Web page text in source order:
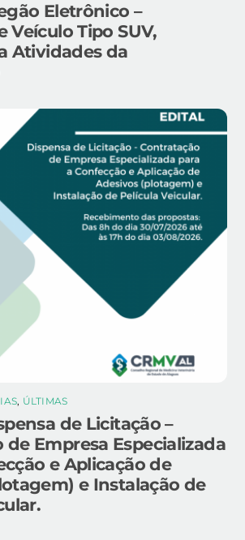
Eletrônico –
Veículo Tipo SUV,
Atividades da
, ÚLTIMAS
de Licitação –
de Empresa Especializada
e Aplicação de
e Instalação de